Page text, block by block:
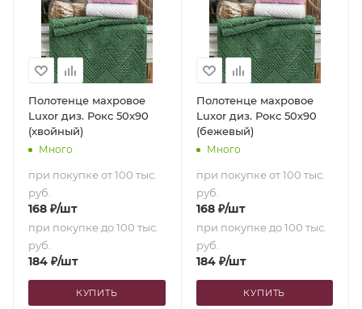
Полотенце махровое
Luxor диз. Рокс 50х90
(хвойный)
Много
при покупке от 100 тыс.
руб.
168 ₽/шт
при покупке до 100 тыс.
руб.
184 ₽/шт
КУПИТЬ
Полотенце махровое
Luxor диз. Рокс 50х90
(бежевый)
Много
при покупке от 100 тыс.
руб.
168₽/шт
при покупке до 100 тыс.
руб.
184₽/шт
КУПИТЬ